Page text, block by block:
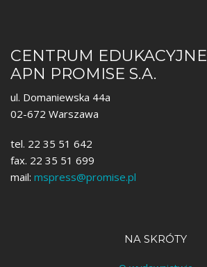
CENTRUM EDUKACYJNE
APN PROMISE S.A.
ul. Domaniewska 44a
02-672 Warszawa
tel. 22 35 51 642
fax. 22 35 51 699
mail: mspress@promise.pl
NA SKRÓTY